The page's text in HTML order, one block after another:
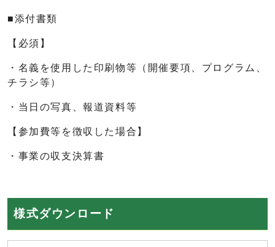
■添付書類
【必須】
・名義を使用した印刷物等（開催要項、プログラム、
チラシ等）
・当日の写真、報道資料等
【参加費等を徴収した場合】
・事業の収支決算書
様式ダウンロード